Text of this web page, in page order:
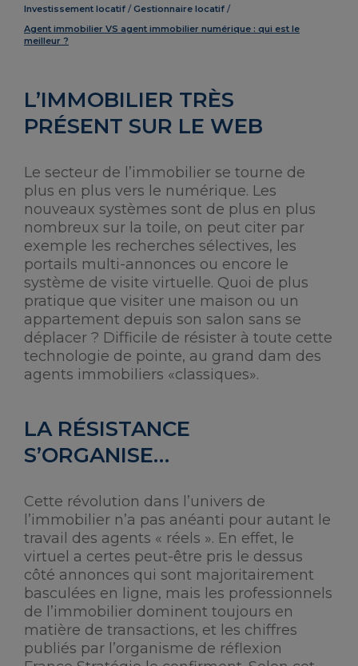
Investissement locatif
Gestionnaire locatif
Agent immobilier VS agent immobilier numérique : qui est le
meilleur ?
L’IMMOBILIER TRÈS
PRÉSENT SUR LE WEB
Le secteur de l’immobilier se tourne de
plus en plus vers le numérique. Les
nouveaux systèmes sont de plus en plus
nombreux sur la toile, on peut citer par
exemple les recherches sélectives, les
portails multi-annonces ou encore le
système de visite virtuelle. Quoi de plus
pratique que visiter une maison ou un
appartement depuis son salon sans se
déplacer ? Difficile de résister à toute cette
technologie de pointe, au grand dam des
agents immobiliers «classiques».
LA RÉSISTANCE
S’ORGANISE…
Cette révolution dans l’univers de
l’immobilier n’a pas anéanti pour autant le
travail des agents « réels ». En effet, le
virtuel a certes peut-être pris le dessus
côté annonces qui sont majoritairement
basculées en ligne, mais les professionnels
de l’immobilier dominent toujours en
matière de transactions, et les chiffres
publiés par l’organisme de réflexion